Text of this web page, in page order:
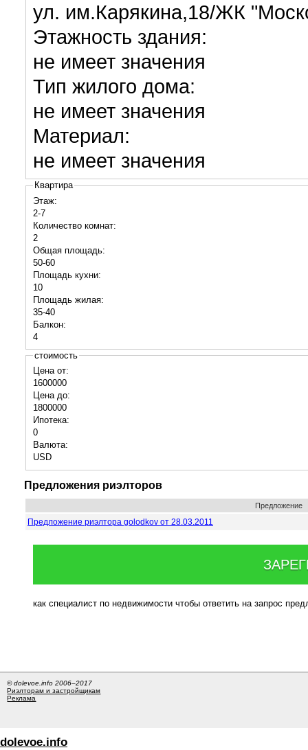
ул. им.Карякина,18/ЖК
Этажность здания:
не имеет значения
Тип жилого дома:
не имеет значения
Материал:
не имеет значения
Квартира
Этаж:
2-7
Количество комнат:
2
Общая площадь:
50-60
Площадь кухни:
10
Площадь жилая:
35-40
Балкон:
4
стоимость
Цена от:
1600000
Цена до:
1800000
Ипотека:
0
Валюта:
USD
Предложения риэлторов
Предложение
Предложение риэлтора golodkov от 28.03.2011
как специалист по недвижимости чтобы ответить на запрос
© dolevoe.info 2006–2017
Риэлторам и застройщикам
Реклама
dolevoe.info